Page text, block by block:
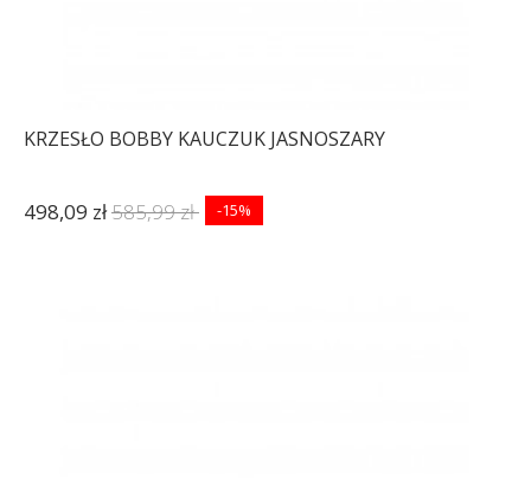
KRZESŁO BOBBY KAUCZUK JASNOSZARY
498,09 zł585,99 zł -15%